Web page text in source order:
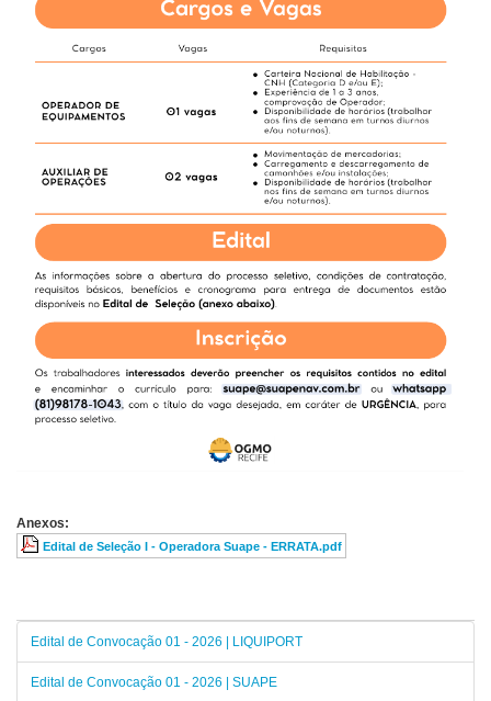
Anexos:
Edital de Seleção I - Operadora Suape - ERRATA.pdf
Edital de Convocação 01 - 2026 | LIQUIPORT
Edital de Convocação 01 - 2026 | SUAPE